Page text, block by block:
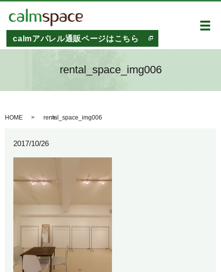
calmアパレル通販ページはこちら
メ
rental_space_img006
HOME rental_space_img006
2017/10/26